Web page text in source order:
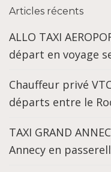
Articles récents
ALLO TAXI
départ en voyage
Chauffeur privé
départs entre le
TAXI GRAND
Annecy en